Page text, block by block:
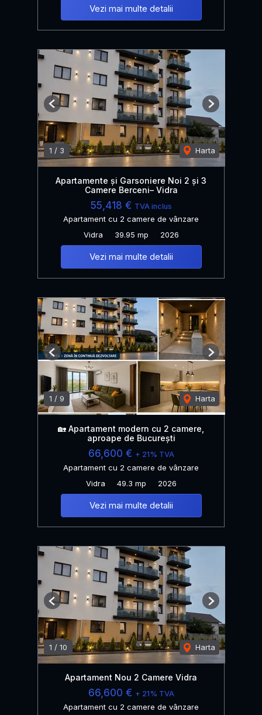
Vezi mai multe detalii
1 / 3 Harta
Previous Next
Apartamente și Garsoniere Noi 2 și 3
Camere Berceni– Vidra
55,418 € TVA inclus
Apartament cu 2 camere de vânzare
Vidra
39.95 mp 2026
Vezi mai multe detalii
1 / 9 Harta
Previous Next
🏡 Apartament modern cu 2 camere,
aproape de București
66,600 € + 21% TVA
Apartament cu 2 camere de vânzare
Vidra
49.3 mp 2026
Vezi mai multe detalii
1 / 10 Harta
Previous Next
Apartament Nou 2 Camere Vidra
66,600 € + 21% TVA
Apartament cu 2 camere de vânzare